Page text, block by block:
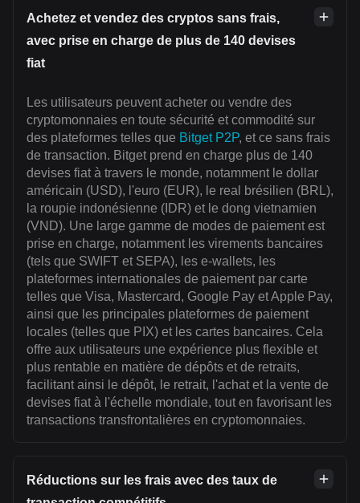
Achetez et vendez des cryptos sans frais,
avec prise en charge de plus de 140 devises
fiat
Les utilisateurs peuvent acheter ou vendre des
cryptomonnaies en toute sécurité et commodité sur
des plateformes telles que Bitget P2P, et ce sans frais
de transaction. Bitget prend en charge plus de 140
devises fiat à travers le monde, notamment le dollar
américain (USD), l'euro (EUR), le real brésilien (BRL),
la roupie indonésienne (IDR) et le dong vietnamien
(VND). Une large gamme de modes de paiement est
prise en charge, notamment les virements bancaires
(tels que SWIFT et SEPA), les e-wallets, les
plateformes internationales de paiement par carte
telles que Visa, Mastercard, Google Pay et Apple Pay,
ainsi que les principales plateformes de paiement
locales (telles que PIX) et les cartes bancaires. Cela
offre aux utilisateurs une expérience plus flexible et
plus rentable en matière de dépôts et de retraits,
facilitant ainsi le dépôt, le retrait, l'achat et la vente de
devises fiat à l'échelle mondiale, tout en favorisant les
transactions transfrontalières en cryptomonnaies.
Réductions sur les frais avec des taux de